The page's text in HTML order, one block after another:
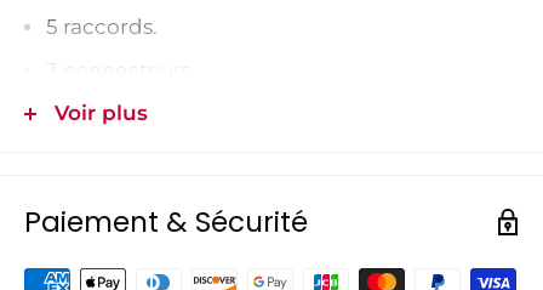
5 raccords.
3 connecteurs.
produit
Réf. : 967 97 22‑01
Voir plus
Paiement & Sécurité